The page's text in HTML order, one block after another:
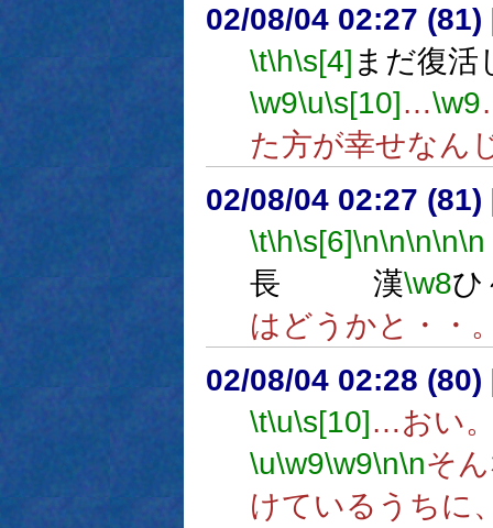
02/08/04 02:27 (81)
\t\h\s[4] まだ復活
\w9\u\s[10]…\w9
た方が幸せなん
02/08/04 02:27 (81)
\t\h\s[6]\n\n\n\n\n
長 漢\w8ひ
はどうかと・・
02/08/04 02:28 (80)
\t\u\s[10]…おい
\u\w9\w9\n\nそ
けているうちに